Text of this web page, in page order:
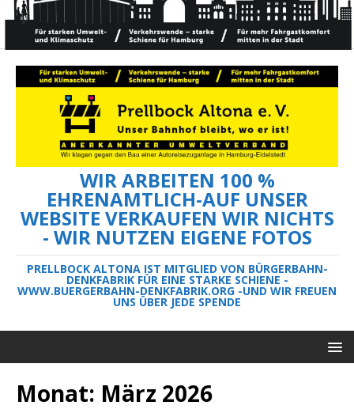
WIR ARBEITEN 100 %
EHRENAMTLICH-AUF UNSER
WEBSITE VERKAUFEN WIR NICHTS
- WIR NUTZEN EIGENE FOTOS
PRELLBOCK ALTONA IST MITGLIED VON BÜRGERBAHN-
DENKFABRIK FÜR EINE STARKE SCHIENE -
WWW.BUERGERBAHN-DENKFABRIK.ORG -UND WIR FREUEN
UNS ÜBER JEDE SPENDE
Monat: März 2026